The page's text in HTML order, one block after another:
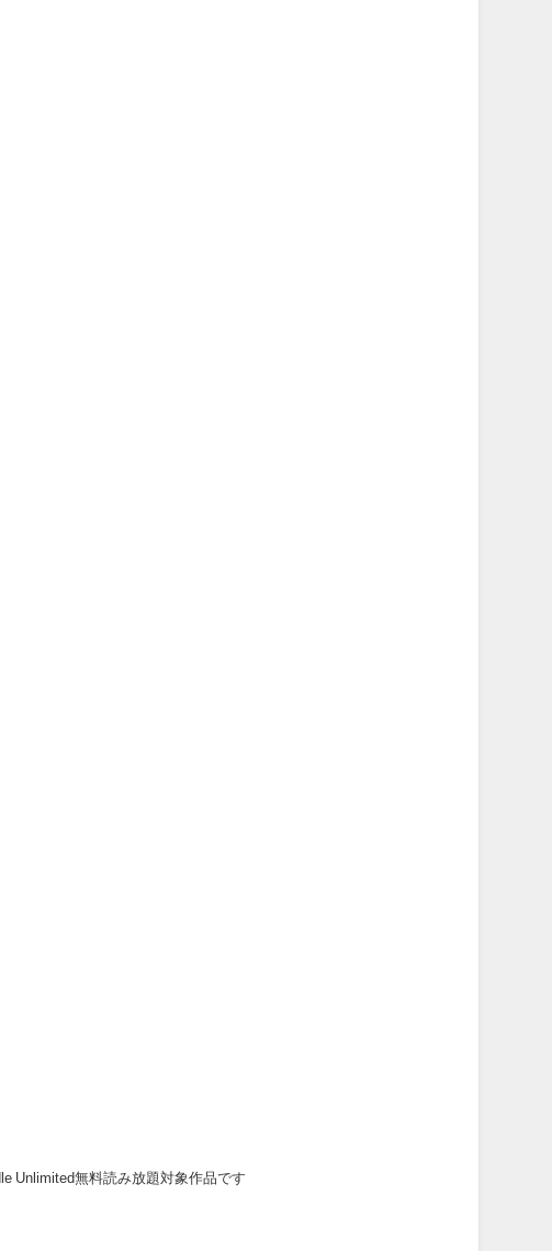
Unlimited無料読み放題対象作品です